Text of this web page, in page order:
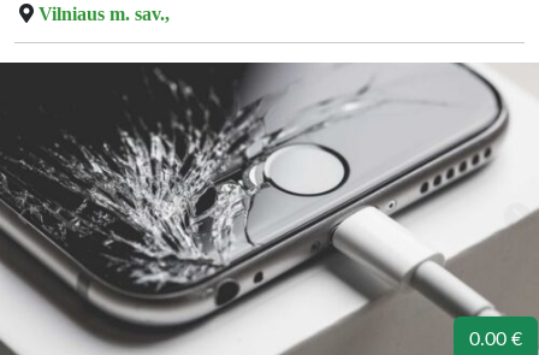
Vilniaus m. sav.,
0.00 €